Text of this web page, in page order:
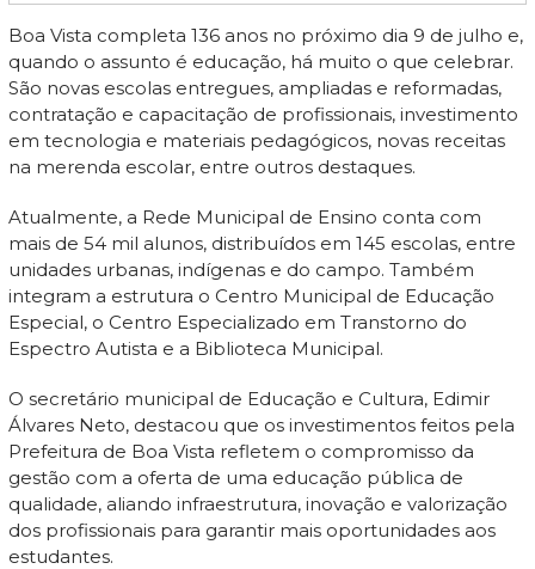
Boa Vista completa 136 anos no próximo dia 9 de julho e,
quando o assunto é educação, há muito o que celebrar.
São novas escolas entregues, ampliadas e reformadas,
contratação e capacitação de profissionais, investimento
em tecnologia e materiais pedagógicos, novas receitas
na merenda escolar, entre outros destaques.
Atualmente, a Rede Municipal de Ensino conta com
mais de 54 mil alunos, distribuídos em 145 escolas, entre
unidades urbanas, indígenas e do campo. Também
integram a estrutura o Centro Municipal de Educação
Especial, o Centro Especializado em Transtorno do
Espectro Autista e a Biblioteca Municipal.
O secretário municipal de Educação e Cultura, Edimir
Álvares Neto, destacou que os investimentos feitos pela
Prefeitura de Boa Vista refletem o compromisso da
gestão com a oferta de uma educação pública de
qualidade, aliando infraestrutura, inovação e valorização
dos profissionais para garantir mais oportunidades aos
estudantes.